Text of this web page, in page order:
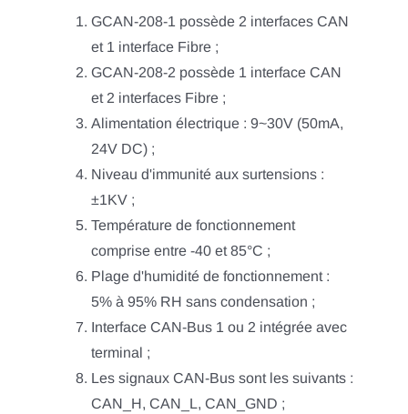
GCAN-208-1 possède 2 interfaces CAN
et 1 interface Fibre ;
GCAN-208-2 possède 1 interface CAN
et 2 interfaces Fibre ;
Alimentation électrique : 9~30V (50mA,
24V DC) ;
Niveau d'immunité aux surtensions :
±1KV ;
Température de fonctionnement
comprise entre -40 et 85°C ;
Plage d'humidité de fonctionnement :
5% à 95% RH sans condensation ;
Interface CAN-Bus 1 ou 2 intégrée avec
terminal ;
Les signaux CAN-Bus sont les suivants :
CAN_H, CAN_L, CAN_GND ;